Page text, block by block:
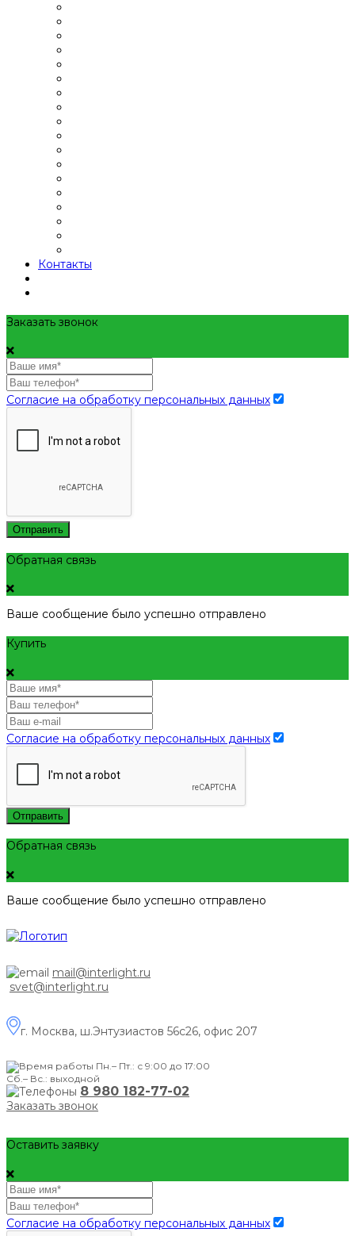
Контакты
Заказать звонок
Согласие на обработку персональных данных
Отправить
Обратная связь
Ваше сообщение было успешно отправлено
Купить
Согласие на обработку персональных данных
Отправить
Обратная связь
Ваше сообщение было успешно отправлено
mail@interlight.ru
svet@interlight.ru
г. Москва, ш.Энтузиастов 56с26, офис 207
Пн.– Пт.: с 9:00 до 17:00
Сб.– Вс.: выходной
8 980 182-77-02
Заказать звонок
Оставить заявку
Согласие на обработку персональных данных